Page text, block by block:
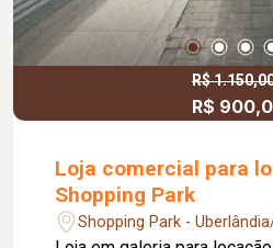
R$
R$
Loja comercial para
Shopping Park
Shopping Park -